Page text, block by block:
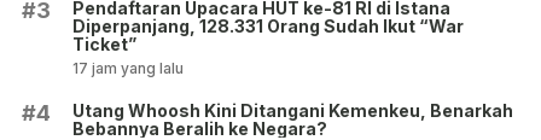
#3
Pendaftaran Upacara HUT ke-81 RI di Istana
Diperpanjang, 128.331 Orang Sudah Ikut “War
Ticket”
17 jam yang lalu
#4
Utang Whoosh Kini Ditangani Kemenkeu, Benarkah
Bebannya Beralih ke Negara?